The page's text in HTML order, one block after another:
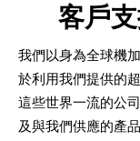
客戶
我們以身為全球機
於利用我們提供的
這些世界一流的公
及與我們供應的產